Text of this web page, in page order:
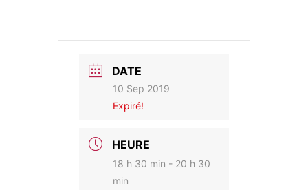
DATE
10 Sep 2019
Expiré!
HEURE
18 h 30 min - 20 h 30
min